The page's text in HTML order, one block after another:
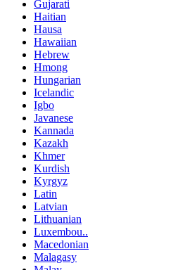
Gujarati
Haitian
Hausa
Hawaiian
Hebrew
Hmong
Hungarian
Icelandic
Igbo
Javanese
Kannada
Kazakh
Khmer
Kurdish
Kyrgyz
Latin
Latvian
Lithuanian
Luxembou..
Macedonian
Malagasy